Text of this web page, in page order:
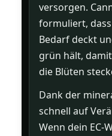
versorgen.
formuliert,
Bedarf deckt
grün hält,
die Blüten
Dank der
schnell auf
Wenn dein EC-